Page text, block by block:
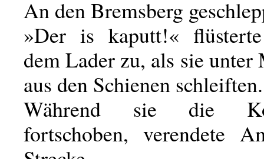
An den Bremsberg
»Der is kaputt!«
dem Lader zu, als sie
aus den Schienen schleiften.
Während sie die
fortschoben, verendete